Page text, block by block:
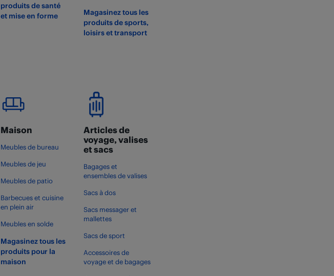
produits de santé
et mise en forme
Magasinez tous les
produits de sports,
loisirs et transport
Maison
Meubles de bureau
Meubles de jeu
Meubles de patio
Barbecues et cuisine
en plein air
Meubles en solde
Magasinez tous les
produits pour la
maison
Articles de
voyage, valises
et sacs
Bagages et
ensembles de valises
Sacs à dos
Sacs messager et
mallettes
Sacs de sport
Accessoires de
voyage et de bagages